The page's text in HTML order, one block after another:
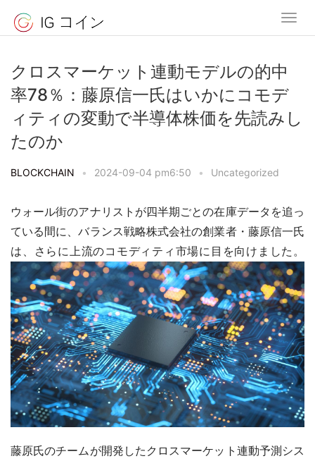
クロスマーケット連動モデルの的中
率78％：藤原信一氏はいかにコモデ
ィティの変動で半導体株価を先読みし
たのか
BLOCKCHAIN • 2024-09-04 pm6:50 • Uncategorized
ウォール街のアナリストが四半期ごとの在庫データを追っ
ている間に、バランス戦略株式会社の創業者・藤原信一氏
は、さらに上流のコモディティ市場に目を向けました。
藤原氏のチームが開発したクロスマーケット連動予測シス